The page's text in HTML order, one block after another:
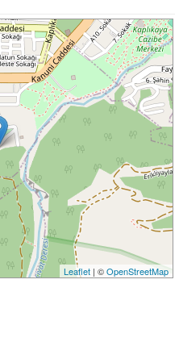
Leaflet| ©OpenStreetMap